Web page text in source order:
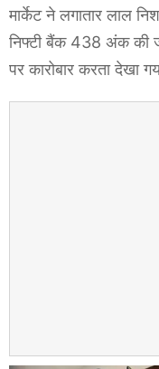
मार्केट ने लगातार लाल
निफ्टी बैंक 438 अंक की
पर कारोबार करता देखा